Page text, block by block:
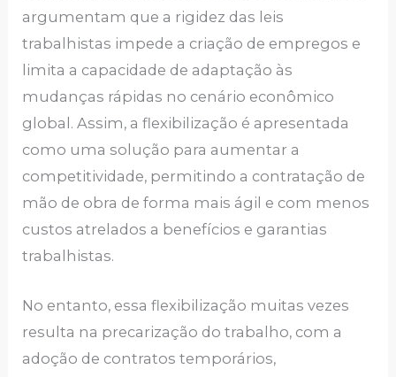
argumentam que a rigidez das leis
trabalhistas impede a criação de empregos e
limita a capacidade de adaptação às
mudanças rápidas no cenário econômico
global. Assim, a flexibilização é apresentada
como uma solução para aumentar a
competitividade, permitindo a contratação de
mão de obra de forma mais ágil e com menos
custos atrelados a benefícios e garantias
trabalhistas.
No entanto, essa flexibilização muitas vezes
resulta na precarização do trabalho, com a
adoção de contratos temporários,